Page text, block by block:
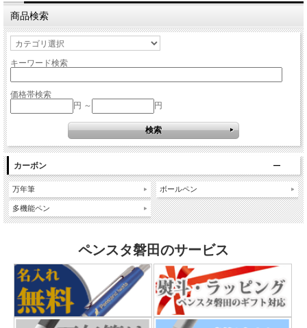
商品検索
キーワード検索
価格帯検索
円 ～
円
カーボン
万年筆
多機能ペン
ボールペン
ペンスタ磐田のサービス